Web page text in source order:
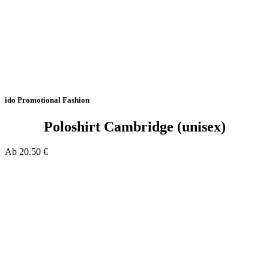
ido Promotional Fashion
Poloshirt Cambridge (unisex)
Ab 20.50 €